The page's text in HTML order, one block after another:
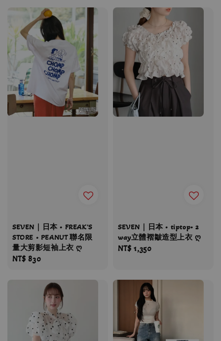
SEVEN｜日本 • FREAK'S
STORE • PEANUT 聯名限
量大剪影短袖上衣 ღ
Regular
NT$ 830
SEVEN｜日本 • tiptop• 2
way立體褶皺造型上衣 ღ
Regular
NT$ 1,350